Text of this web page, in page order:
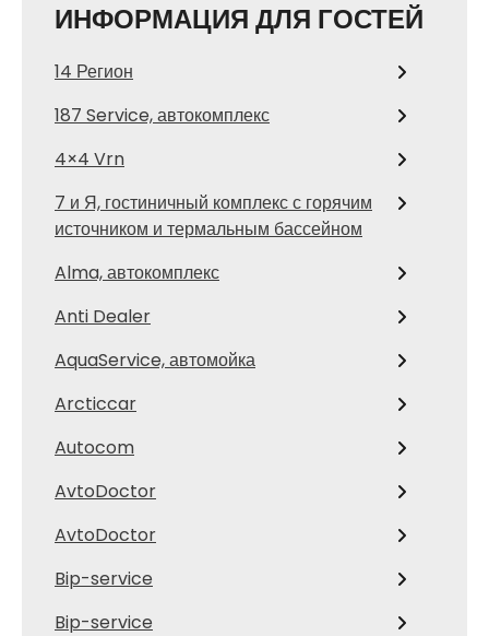
ИНФОРМАЦИЯ ДЛЯ ГОСТЕЙ
14 Регион
187 Service, автокомплекс
4×4 Vrn
7 и Я, гостиничный комплекс с горячим
источником и термальным бассейном
Alma, автокомплекс
Anti Dealer
AquaService, автомойка
Arcticcar
Autocom
AvtoDoctor
AvtoDoctor
Bip-service
Bip-service